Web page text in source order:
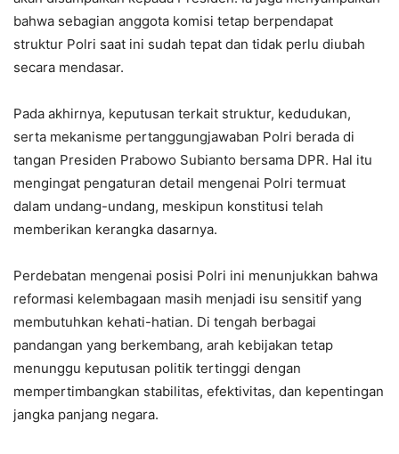
bahwa sebagian anggota komisi tetap berpendapat
struktur Polri saat ini sudah tepat dan tidak perlu diubah
secara mendasar.
Pada akhirnya, keputusan terkait struktur, kedudukan,
serta mekanisme pertanggungjawaban Polri berada di
tangan Presiden Prabowo Subianto bersama DPR. Hal itu
mengingat pengaturan detail mengenai Polri termuat
dalam undang-undang, meskipun konstitusi telah
memberikan kerangka dasarnya.
Perdebatan mengenai posisi Polri ini menunjukkan bahwa
reformasi kelembagaan masih menjadi isu sensitif yang
membutuhkan kehati-hatian. Di tengah berbagai
pandangan yang berkembang, arah kebijakan tetap
menunggu keputusan politik tertinggi dengan
mempertimbangkan stabilitas, efektivitas, dan kepentingan
jangka panjang negara.